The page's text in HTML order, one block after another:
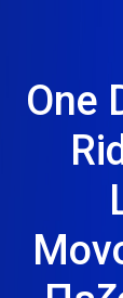
One